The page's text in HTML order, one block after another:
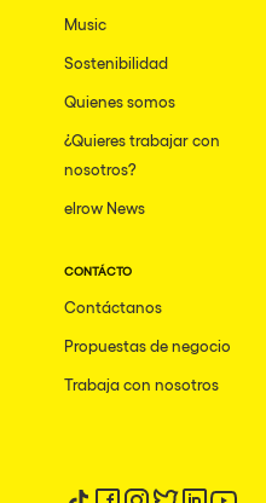
Music
Sostenibilidad
Quienes somos
¿Quieres trabajar con
nosotros?
elrow News
CONTÁCTO
Contáctanos
Propuestas de negocio
Trabaja con nosotros